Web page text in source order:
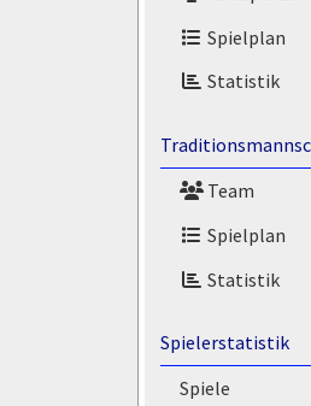
Spielplan
Statistik
Team
Spielplan
Statistik
Spielerstatistik
Spiele